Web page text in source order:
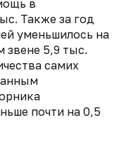
в
Также за год
уменьшилось на
звене 5,9 тыс.
самих
почти на 0,5